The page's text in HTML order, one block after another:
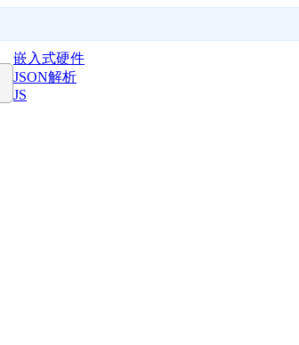
嵌入式硬件
JSON解析
JS